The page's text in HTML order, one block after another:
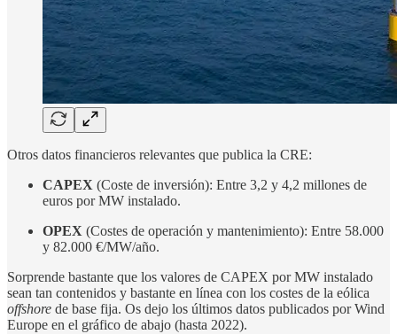
Otros datos financieros relevantes que publica la CRE:
CAPEX (Coste de inversión): Entre 3,2 y 4,2 millones de
euros por MW instalado.
OPEX (Costes de operación y mantenimiento): Entre 58.000
y 82.000 €/MW/año.
Sorprende bastante que los valores de CAPEX por MW instalado
sean tan contenidos y bastante en línea con los costes de la eólica
offshore de base fija. Os dejo los últimos datos publicados por Wind
Europe en el gráfico de abajo (hasta 2022).